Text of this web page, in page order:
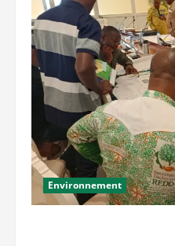
Environnement